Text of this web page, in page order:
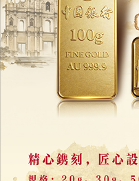
「我家只剩一面牆」
南亞洪災已釀逾900死
02/12/2025 33103